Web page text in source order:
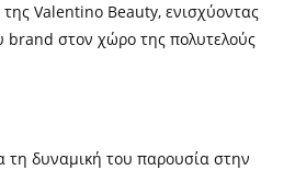
Valentino Beauty, ενισχύοντας
brand στον χώρο της πολυτελούς
τη δυναμική του παρουσία στην